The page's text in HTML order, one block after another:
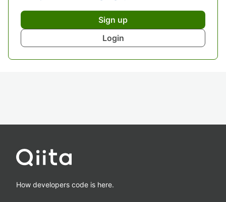
Sign up
Login
How developers code is here.